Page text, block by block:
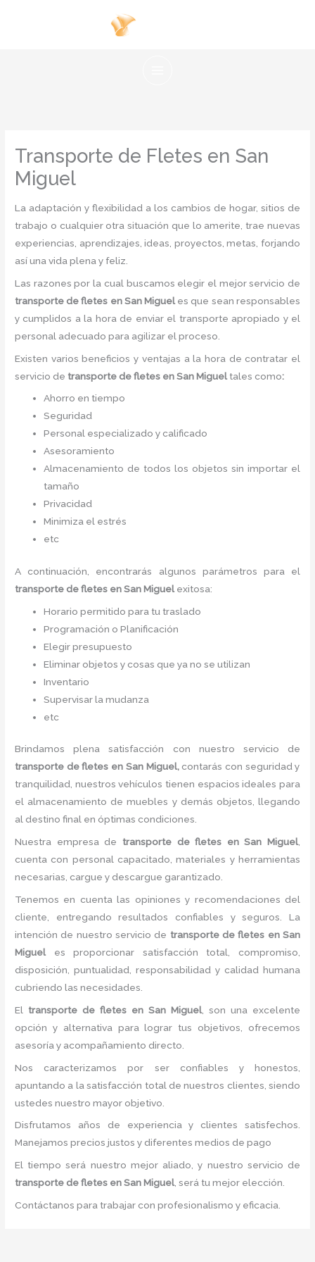
Transporte de Fletes en San
Miguel
La adaptación y flexibilidad a los cambios de hogar, sitios de
trabajo o cualquier otra situación que lo amerite, trae nuevas
experiencias, aprendizajes, ideas, proyectos, metas, forjando
así una vida plena y feliz.
Las razones por la cual buscamos elegir el mejor servicio de
transporte de fletes en San Miguel es que sean responsables
y cumplidos a la hora de enviar el transporte apropiado y el
personal adecuado para agilizar el proceso.
Existen varios beneficios y ventajas a la hora de contratar el
servicio de transporte de fletes en San Miguel tales como:
Ahorro en tiempo
Seguridad
Personal especializado y calificado
Asesoramiento
Almacenamiento de todos los objetos sin importar el
tamaño
Privacidad
Minimiza el estrés
etc
A continuación, encontrarás algunos parámetros para el
transporte de fletes en San Miguel exitosa:
Horario permitido para tu traslado
Programación o Planificación
Elegir presupuesto
Eliminar objetos y cosas que ya no se utilizan
Inventario
Supervisar la mudanza
etc
Brindamos plena satisfacción con nuestro servicio de
transporte de fletes en San Miguel, contarás con seguridad y
tranquilidad, nuestros vehículos tienen espacios ideales para
el almacenamiento de muebles y demás objetos, llegando
al destino final en óptimas condiciones.
Nuestra empresa de transporte de fletes en San Miguel,
cuenta con personal capacitado, materiales y herramientas
necesarias, cargue y descargue garantizado.
Tenemos en cuenta las opiniones y recomendaciones del
cliente, entregando resultados confiables y seguros. La
intención de nuestro servicio de transporte de fletes en San
Miguel es proporcionar satisfacción total, compromiso,
disposición, puntualidad, responsabilidad y calidad humana
cubriendo las necesidades.
El transporte de fletes en San Miguel , son una excelente
opción y alternativa para lograr tus objetivos, ofrecemos
asesoría y acompañamiento directo.
Nos caracterizamos por ser confiables y honestos,
apuntando a la satisfacción total de nuestros clientes, siendo
ustedes nuestro mayor objetivo.
Disfrutamos años de experiencia y clientes satisfechos.
Manejamos precios justos y diferentes medios de pago
El tiempo será nuestro mejor aliado, y nuestro servicio de
transporte de fletes en San Miguel, será tu mejor elección.
Contáctanos para trabajar con profesionalismo y eficacia.